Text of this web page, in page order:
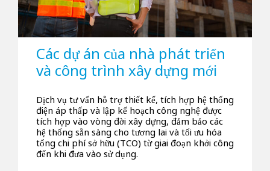
Các dự án của nhà phát triển
và công trình xây dựng mới
Dịch vụ tư vấn hỗ trợ thiết kế, tích hợp hệ thống
điện áp thấp và lập kế hoạch công nghệ được
tích hợp vào vòng đời xây dựng, đảm bảo các
hệ thống sẵn sàng cho tương lai và tối ưu hóa
tổng chi phí sở hữu (TCO) từ giai đoạn khởi công
đến khi đưa vào sử dụng.